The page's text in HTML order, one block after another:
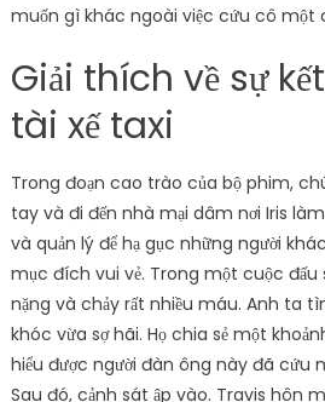
muốn gì khác ngoài việc cứu cô một
Giải thích về sự
tài xế taxi
Trong đoạn cao trào của bộ phim,
tay và đi đến nhà mại dâm nơi Iris
và quản lý để hạ gục những người
mục đích vui vẻ. Trong một cuộc đấu
nặng và chảy rất nhiều máu. Anh ta
khóc vừa sợ hãi. Họ chia sẻ một
hiểu được người đàn ông này đã cứu
Sau đó, cảnh sát ập vào. Travis hôn